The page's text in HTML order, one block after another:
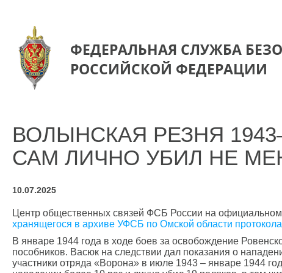
ФЕДЕРАЛЬНАЯ СЛУЖБА
РОССИЙСКОЙ ФЕДЕРАЦИИ
ВОЛЫНСКАЯ РЕЗНЯ
САМ ЛИЧНО УБИЛ НЕ
10.07.2025
Центр общественных связей ФСБ России на
хранящегося в архиве УФСБ по Омской области
В январе 1944 года в ходе боев за освобождение
пособников. Васюк на следствии дал показания о
участники отряда «Ворона» в июле 1943 – январе 1944